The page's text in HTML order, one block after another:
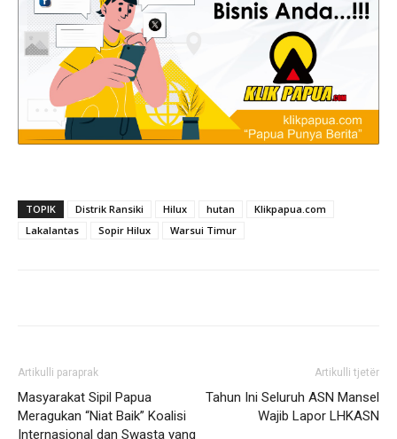
TOPIK Distrik Ransiki Hilux hutan
Klikpapua.com
Lakalantas
Sopir Hilux Warsui Timur
Artikulli paraprak
Masyarakat Sipil Papua
Meragukan “Niat Baik” Koalisi
Internasional dan Swasta yang
Artikulli tjetër
Tahun Ini Seluruh ASN Mansel
Wajib Lapor LHKASN